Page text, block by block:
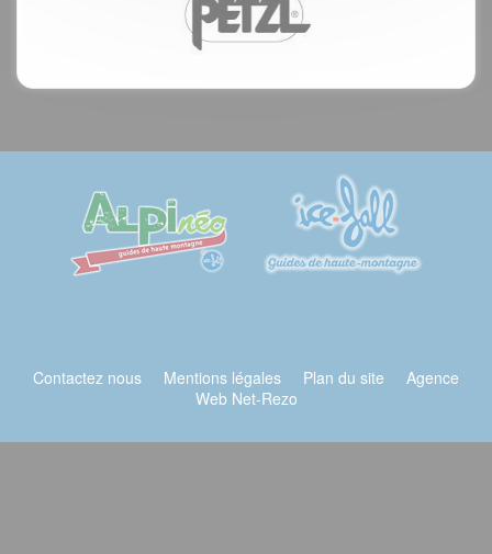
Contactez nous Mentions légales Plan du site
Agence
Web Net-Rezo